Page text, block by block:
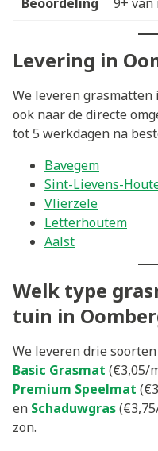
Levering in
We leveren
ook naar de directe
tot 5 werkdagen na
Bavegem
Sint-Lievens-
Vlierzele
Letterhoutem
Aalst
Welk type
tuin in
We leveren drie
Basic Grasmat (€3,05/
Premium Speelmat
en Schaduwgras
zon.